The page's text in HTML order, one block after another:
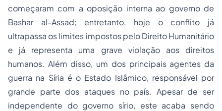
começaram com a oposição interna ao governo de
Bashar al-Assad; entretanto, hoje o conflito já
ultrapassa os limites impostos pelo Direito Humanitário
e já representa uma grave violação aos direitos
humanos. Além disso, um dos principais agentes da
guerra na Síria é o Estado Islâmico, responsável por
grande parte dos ataques no país. Apesar de ser
independente do governo sírio, este acaba sendo